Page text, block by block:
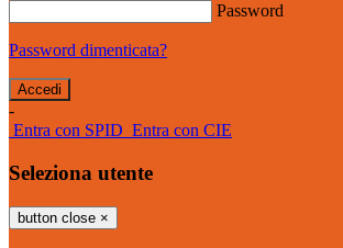
Password
Password dimenticata?
-
Entra con SPID Entra con CIE
Seleziona utente
button close ×